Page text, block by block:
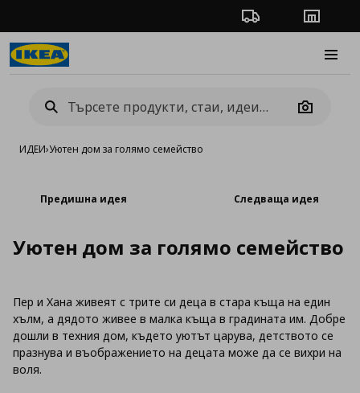
Проследяване на
Camera
ИДЕИ›Уютен дом за голямо семейство
Предишна идея Следваща идея
Уютен дом за голямо семейство
Пер и Хана живеят с трите си деца в стара къща на един
хълм, а дядото живее в малка къща в градината им. Добре
дошли в техния дом, където уютът царува, детството се
празнува и въображението на децата може да се вихри на
воля.